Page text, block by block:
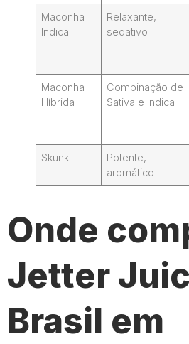
Maconha
Indica
Relaxante,
sedativo
Maconha
Híbrida
Combinação de
Sativa e Indica
Skunk
Potente,
aromático
Onde
Jetter
Brasil em